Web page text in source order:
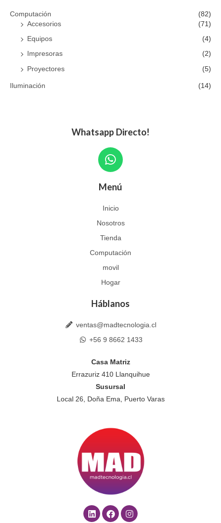
Computación
(82)
Accesorios
(71)
Equipos (4)
Impresoras (2)
Proyectores (5)
Iluminación (14)
Whatsapp Directo!
W
h
t
s
a
p
p
Menú
Inicio
Nosotros
Tienda
Computación
movil
Hogar
Háblanos
ventas@madtecnologia.cl
+56 9 8662 1433
Casa Matriz
Errazuriz 410 Llanquihue
Susursal
Local 26, Doña Ema, Puerto Varas
L
i
F
a
I
n